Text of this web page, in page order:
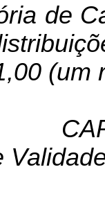
de
(um